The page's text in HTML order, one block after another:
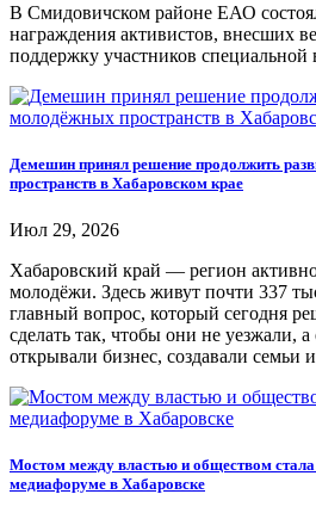
В Смидовичском районе ЕАО
награждения активистов, внесших
поддержку участников
Демешин принял решение продолжить
пространств в Хабаровском крае
Июл 29, 2026
Хабаровский край — регион
молодёжи. Здесь живут почти 337
главный вопрос, который сегодня
сделать так, чтобы они не уезжали, а
открывали бизнес, создавали семьи
Мостом между властью и обществом
медиафоруме в Хабаровске